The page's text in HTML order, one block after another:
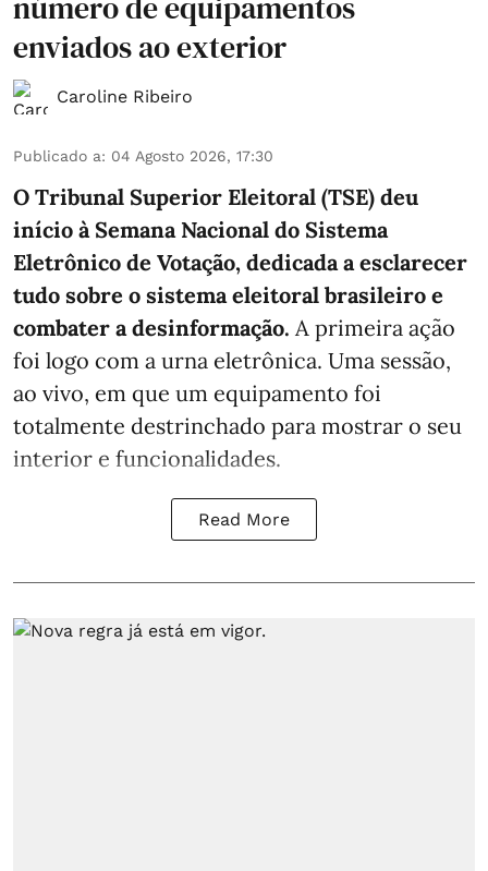
enviados ao exterior
Caroline Ribeiro
Publicado a: 04 Agosto 2026, 17:30
O Tribunal Superior Eleitoral (TSE) deu
início à Semana Nacional do Sistema
Eletrônico de Votação, dedicada a esclarecer
tudo sobre o sistema eleitoral brasileiro e
combater a desinformação. A primeira ação
foi logo com a urna eletrônica. Uma sessão,
ao vivo, em que um equipamento foi
totalmente destrinchado para mostrar o seu
interior e funcionalidades.
Read More